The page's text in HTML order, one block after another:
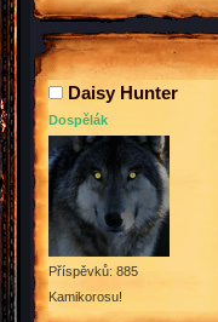
Daisy Hunter
Dospělák
Příspěvků: 885
Kamikorosu!